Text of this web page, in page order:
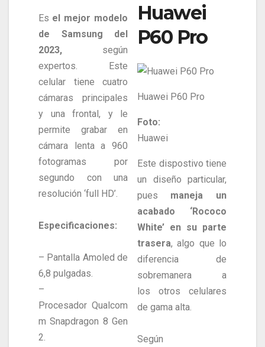
Es el mejor modelo
de Samsung del
2023, según
expertos. Este
celular tiene cuatro
cámaras principales
y una frontal, y le
permite grabar en
cámara lenta a 960
fotogramas por
segundo con una
resolución ‘full HD’.
Especificaciones:
– Pantalla Amoled de
6,8 pulgadas.
–
Procesador Qualcom
m Snapdragon 8 Gen
2.
Huawei
P60 Pro
Huawei P60 Pro
Foto:
Huawei
Este dispostivo tiene
un diseño particular,
pues maneja un
acabado ‘Rococo
White’ en su parte
trasera, algo que lo
diferencia de
sobremanera a
los otros celulares
de gama alta.
Según